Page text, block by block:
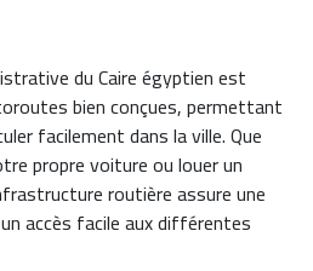
du Caire égyptien est
bien conçues, permettant
facilement dans la ville. Que
propre voiture ou louer un
routière assure une
accès facile aux différentes